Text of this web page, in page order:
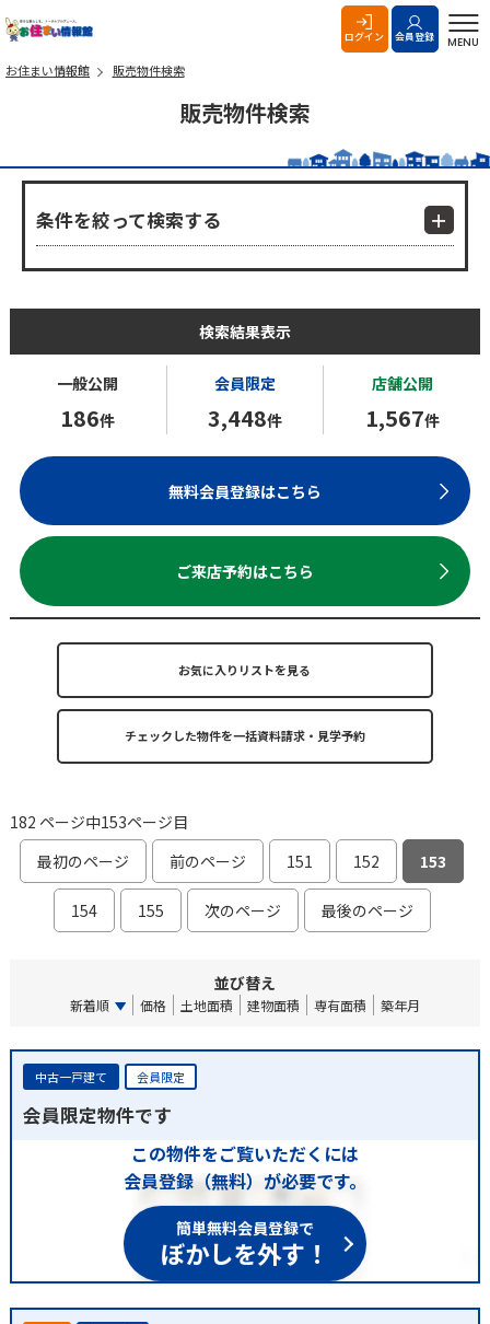
ログイン 会員登録 MENU
お住まい情報館 販売物件検索
販売物件検索
条件を絞って検索する
検索結果表示
一般公開
186件
会員限定
3,448件
店舗公開
1,567件
無料会員登録はこちら
ご来店予約はこちら
お気に入りリストを見る
182 ページ中153ページ目
最初のページ
前のページ 151 152 153
154 155 次のページ 最後のページ
並び替え
新着順 価格 土地面積 建物面積 専有面積 築年月
中古一戸建て 会員限定
会員限定物件です
この物件をご覧いただくには
会員登録（無料）が必要です。
簡単無料会員登録で
ぼかしを外す！